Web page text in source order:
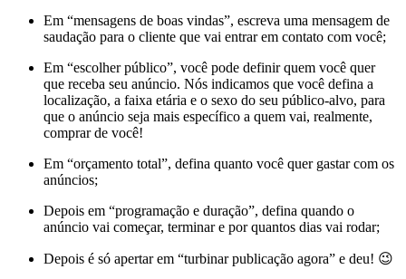
Em “mensagens de boas vindas”, escreva uma mensagem de
saudação para o cliente que vai entrar em contato com você;
Em “escolher público”, você pode definir quem você quer
que receba seu anúncio. Nós indicamos que você defina a
localização, a faixa etária e o sexo do seu público-alvo, para
que o anúncio seja mais específico a quem vai, realmente,
comprar de você!
Em “orçamento total”, defina quanto você quer gastar com os
anúncios;
Depois em “programação e duração”, defina quando o
anúncio vai começar, terminar e por quantos dias vai rodar;
Depois é só apertar em “turbinar publicação agora” e deu! 😉